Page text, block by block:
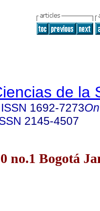
de la
ISSN 1692-7273
2145-4507
no.1 Bogotá